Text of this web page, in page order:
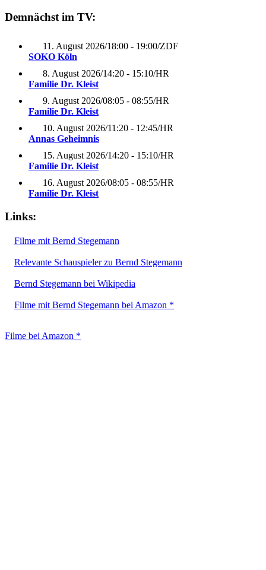
Demnächst im TV:
11. August 2026/18:00 - 19:00/ZDF
SOKO Köln
8. August 2026/14:20 - 15:10/HR
Familie Dr. Kleist
9. August 2026/08:05 - 08:55/HR
Familie Dr. Kleist
10. August 2026/11:20 - 12:45/HR
Annas Geheimnis
15. August 2026/14:20 - 15:10/HR
Familie Dr. Kleist
16. August 2026/08:05 - 08:55/HR
Familie Dr. Kleist
Links:
Filme mit Bernd Stegemann
Relevante Schauspieler zu Bernd Stegemann
Bernd Stegemann bei Wikipedia
Filme mit Bernd Stegemann bei Amazon *
Filme bei Amazon *